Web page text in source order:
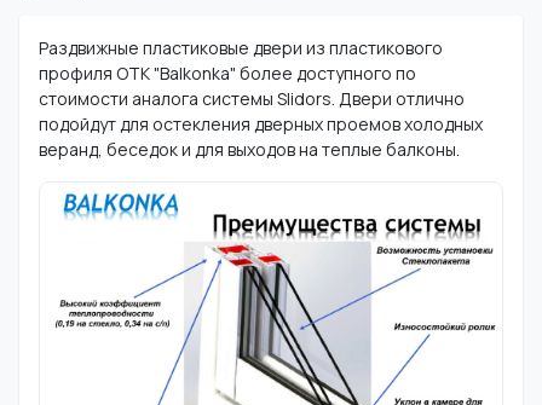
Раздвижные пластиковые двери из пластикового
профиля OTK "Balkonka" более доступного по
стоимости аналога системы Slidors. Двери отлично
подойдут для остекления дверных проемов холодных
веранд, беседок и для выходов на теплые балконы.